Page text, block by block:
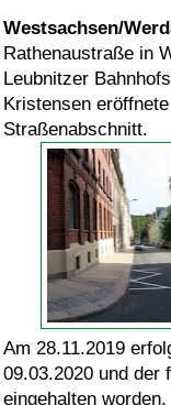
Westsachsen/
Rathenaustraße in
Leubnitzer
Kristensen
Straßenabschnitt.
Am 28.11.2019
09.03.2020 und der
eingehalten worden.